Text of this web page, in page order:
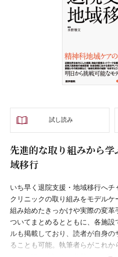
試し読み
先進的な取り組みから
域移行
いち早く退院支援・地域移行へチ
クリニックの取り組みをモデルケ
組み始めたきっかけや実際の変
ついてまとめるとともに、各施
ルも掲載しており、読者が自身
ることも可能。執筆者らがこれ